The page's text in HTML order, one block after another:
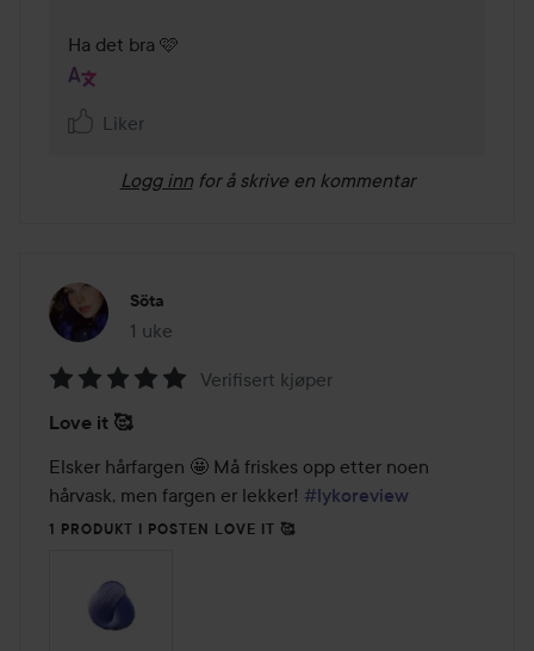
Ha det bra 🩷
Liker
Logg inn for å skrive en kommentar
Söta
1 uke
Innlegget ble opprettet 1 uke
5
av
5
Verifisert kjøper
Love it 🥰
Elsker hårfargen 🤩 Må friskes opp etter noen
hårvask, men fargen er lekker! #lykoreview
1 PRODUKT I POSTEN LOVE IT 🥰